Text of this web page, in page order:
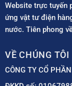
Website trực tuyến
ứng vật tư điện
nước. Tiên phong
VỀ CHÚNG TÔI
CÔNG TY CỔ